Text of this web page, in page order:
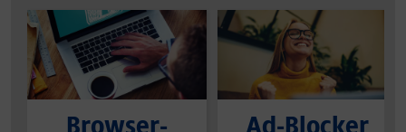
Browser-
Ad-Blocker